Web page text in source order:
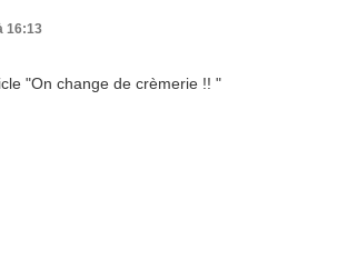
16:13